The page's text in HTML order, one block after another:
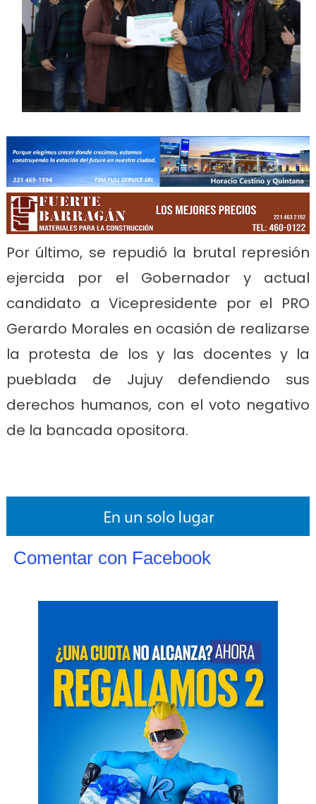
Por último, se repudió la brutal represión
ejercida por el Gobernador y actual
candidato a Vicepresidente por el PRO
Gerardo Morales en ocasión de realizarse
la protesta de los y las docentes y la
pueblada de Jujuy defendiendo sus
derechos humanos, con el voto negativo
de la bancada opositora.
Comentar con Facebook